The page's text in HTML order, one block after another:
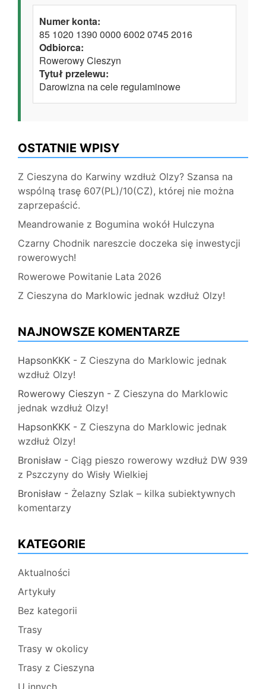
Numer konta:
85 1020 1390 0000 6002 0745 2016
Odbiorca:
Rowerowy Cieszyn
Tytuł przelewu:
Darowizna na cele regulaminowe
OSTATNIE WPISY
Z Cieszyna do Karwiny wzdłuż Olzy? Szansa na
wspólną trasę 607(PL)/10(CZ), której nie można
zaprzepaścić.
Meandrowanie z Bogumina wokół Hulczyna
Czarny Chodnik nareszcie doczeka się inwestycji
rowerowych!
Rowerowe Powitanie Lata 2026
Z Cieszyna do Marklowic jednak wzdłuż Olzy!
NAJNOWSZE KOMENTARZE
HapsonKKK - Z Cieszyna do Marklowic jednak
wzdłuż Olzy!
Rowerowy Cieszyn - Z Cieszyna do Marklowic
jednak wzdłuż Olzy!
HapsonKKK - Z Cieszyna do Marklowic jednak
wzdłuż Olzy!
Bronisław - Ciąg pieszo rowerowy wzdłuż DW 939
z Pszczyny do Wisły Wielkiej
Bronisław - Żelazny Szlak – kilka subiektywnych
komentarzy
KATEGORIE
Aktualności
Artykuły
Bez kategorii
Trasy
Trasy w okolicy
Trasy z Cieszyna